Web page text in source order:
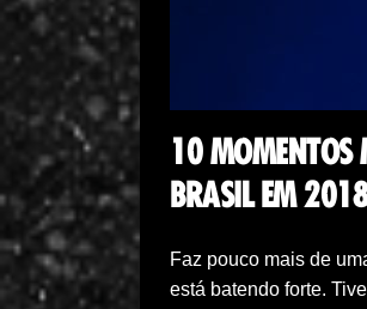
10 MOMENTOS
BRASIL EM
Faz pouco mais de
está batendo forte.